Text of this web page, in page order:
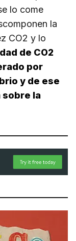
lo come
la
CO2 y lo
de CO2
por
y de ese
sobre la